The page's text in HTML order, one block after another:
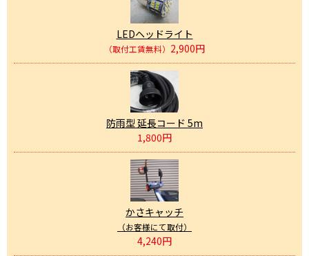
LEDヘッドライト
（取付工賃無料） 2,900円
防雨型 延長コード 5m
1,800円
かさキャッチ
（お客様にて取付）
4,240円